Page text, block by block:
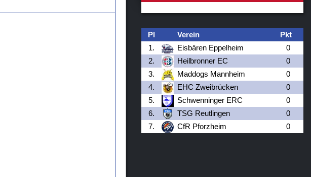
Pl Verein
Pkt
1.
Eisbären Eppelheim
0
2.
Heilbronner EC
0
3.
Maddogs Mannheim
0
4.
EHC Zweibrücken
0
5.
Schwenninger ERC
0
6.
TSG Reutlingen
0
7.
CfR Pforzheim 0